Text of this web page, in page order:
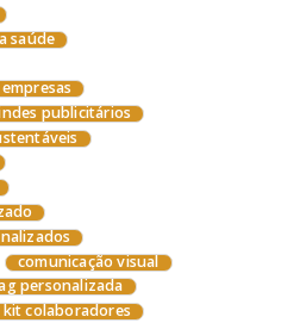
saúde
publicitários
comunicação visual
personalizada
kit colaboradores